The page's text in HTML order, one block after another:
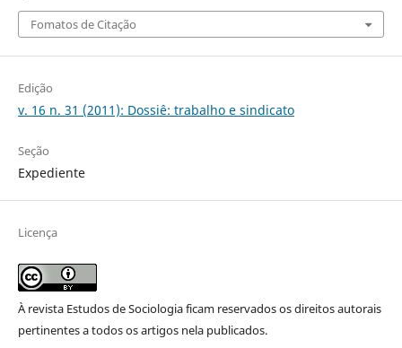
Fomatos de Citação
Edição
v. 16 n. 31 (2011): Dossiê: trabalho e sindicato
Seção
Expediente
Licença
À revista Estudos de Sociologia ficam reservados os direitos autorais
pertinentes a todos os artigos nela publicados.